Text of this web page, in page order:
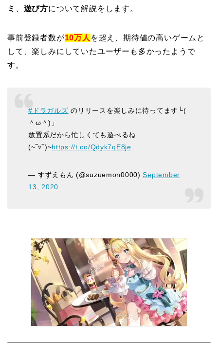
ミ
遊び方について解説をします。
事前登録者数が10万人 を超え、期待値の高いゲームと
して、楽しみにしていたユーザーも多かったようで
す。
#ドラガルズ のリリースを楽しみに待ってます└(
＾ω＾)」
放置系だから忙しくても遊べるね
(~‾▿‾)~https://t.co/Qdyk7qE8je
— すずえもん (@suzuemon0000)September
13, 2020